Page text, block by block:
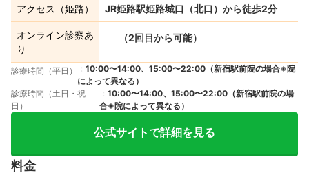
アクセス（姫路） JR姫路駅姫路城口（北口）から徒歩2分
オンライン診察あ
り
（2回目から可能）
診療時間（平日）
10:00〜14:00、15:00〜22:00（新宿駅前院の場合※院
によって異なる）
診療時間（土日・祝
日）
10:00〜14:00、15:00〜22:00（新宿駅前院の場
合※院によって異なる）
公式サイトで詳細を見る
料金